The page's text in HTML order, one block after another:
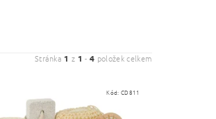
Stránka 1 z 1 -4 položek celkem
Kód:CD811